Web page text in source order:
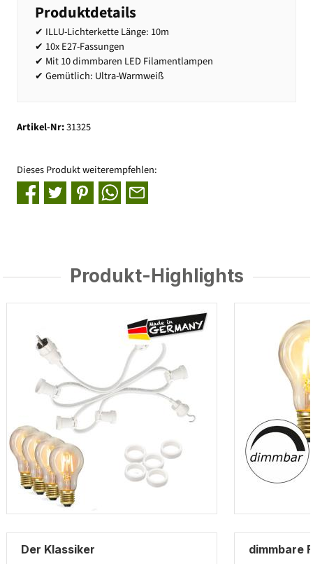
Produktdetails
✔ ILLU-Lichterkette Länge: 10m
✔ 10x E27-Fassungen
✔ Mit 10 dimmbaren LED Filamentlampen
✔ Gemütlich: Ultra-Warmweiß
Artikel-Nr:31325
Dieses Produkt weiterempfehlen:
Produkt-Highlights
Der Klassiker dimmbare